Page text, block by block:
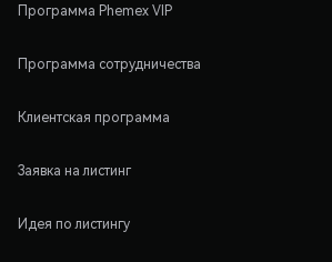
Программа Phemex VIP
Программа сотрудничества
Клиентская программа
Заявка на листинг
Идея по листингу